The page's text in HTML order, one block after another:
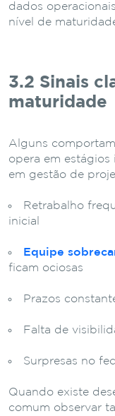
dados
nível de
3.2 Sinais
maturidade
Alguns
opera em
em gestão de
Retrabalho
inicial
Equipe
ficam ociosas
Prazos
Falta de
Surpresas no
Quando existe
comum observar